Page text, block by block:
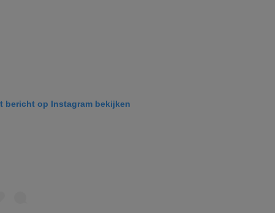
bericht op Instagram bekijken